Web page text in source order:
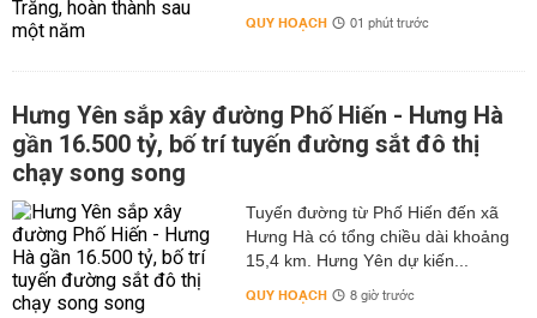
QUY HOẠCH 01 phút trước
Hưng Yên sắp xây đường Phố Hiến - Hưng Hà
gần 16.500 tỷ, bố trí tuyến đường sắt đô thị
chạy song song
Tuyến đường từ Phố Hiến đến xã
Hưng Hà có tổng chiều dài khoảng
15,4 km. Hưng Yên dự kiến...
QUY HOẠCH 8 giờ trước